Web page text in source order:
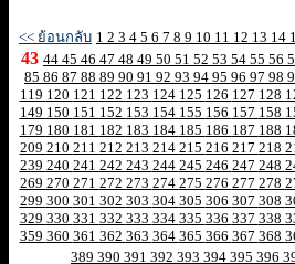
<< ย้อนกลับ 1 2 3 4 5 6 7 8 9 10 11 12 13 14
43 44 45 46 47 48 49 50 51 52 53 54 55 56
85 86 87 88 89 90 91 92 93 94 95 96 97 98
119 120 121 122 123 124 125 126 127 128
149 150 151 152 153 154 155 156 157 158
179 180 181 182 183 184 185 186 187 188
209 210 211 212 213 214 215 216 217 218
239 240 241 242 243 244 245 246 247 248
269 270 271 272 273 274 275 276 277 278
299 300 301 302 303 304 305 306 307 308
329 330 331 332 333 334 335 336 337 338
359 360 361 362 363 364 365 366 367 368
389 390 391 392 393 394 395 396